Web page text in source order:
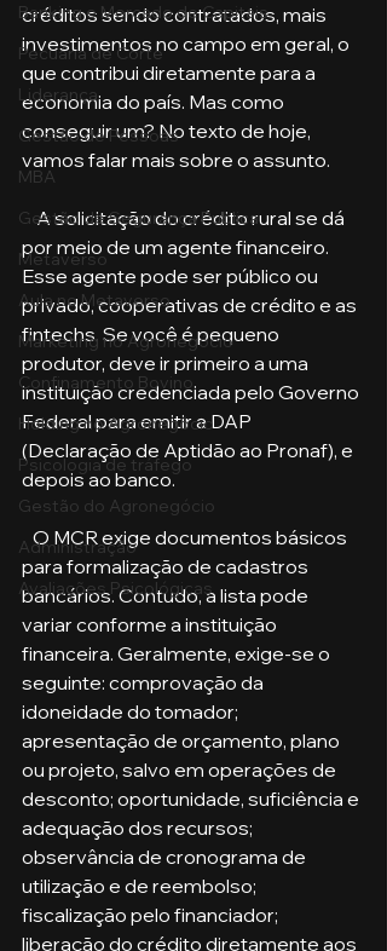
Banking e Mercado de Capitais
Pecuária de Corte
Liderança
Gestão de Pessoas
MBA
Gestão de Segurança Publica
Metaverso
Aula no Metaverso
Marketing no Agronegócio
Confinamento Bovino
Holding no Agronegócio
Psicologia de tráfego
Gestão do Agronegócio
Administração
Avaliações Psicológicas
créditos sendo contratados, mais
investimentos no campo em geral, o
que contribui diretamente para a
economia do país. Mas como
conseguir um? No texto de hoje,
vamos falar mais sobre o assunto.
    A solicitação do crédito rural se dá
por meio de um agente financeiro.
Esse agente pode ser público ou
privado, cooperativas de crédito e as
fintechs. Se você é pequeno
produtor, deve ir primeiro a uma
instituição credenciada pelo Governo
Federal para emitir a DAP
(Declaração de Aptidão ao Pronaf), e
depois ao banco.
   O MCR exige documentos básicos
para formalização de cadastros
bancários. Contudo, a lista pode
variar conforme a instituição
financeira. Geralmente, exige-se o
seguinte: comprovação da
idoneidade do tomador;
apresentação de orçamento, plano
ou projeto, salvo em operações de
desconto; oportunidade, suficiência e
adequação dos recursos;
observância de cronograma de
utilização e de reembolso;
fiscalização pelo financiador;
liberação do crédito diretamente aos